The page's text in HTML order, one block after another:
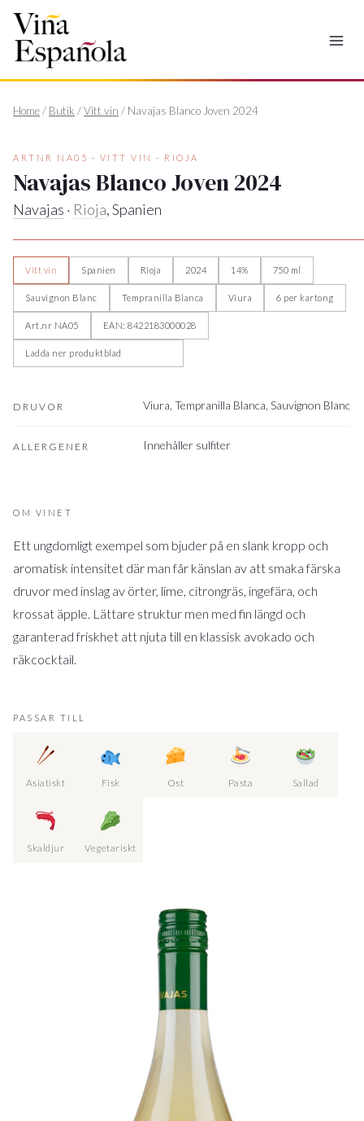
Hoppa
innehåll
Home/ Butik /Vitt vin / Navajas Blanco Joven 2024
ARTNR NA05 · VITT VIN · RIOJA
Navajas Blanco Joven 2024
Navajas · Rioja, Spanien
Vitt vin Spanien Rioja 2024 14% 750 ml
Sauvignon Blanc Tempranilla Blanca Viura 6 per kartong
Art.nr NA05 EAN: 8422183000028
DRUVOR Viura, Tempranilla Blanca, Sauvignon Blanc
ALLERGENER Innehåller sulfiter
OM VINET
Ett ungdomligt exempel som bjuder på en slank kropp och
aromatisk intensitet där man får känslan av att smaka färska
druvor med inslag av örter, lime, citrongräs, ingefära, och
krossat äpple. Lättare struktur men med fin längd och
garanterad friskhet att njuta till en klassisk avokado och
räkcocktail.
PASSAR TILL
Asiatiskt Fisk Ost Pasta Sallad
Skaldjur Vegetariskt